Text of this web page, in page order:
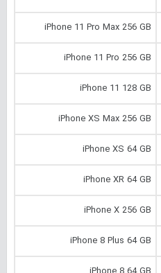
iPhone 11 Pro Max 256 GB
iPhone 11 Pro 256 GB
iPhone 11 128 GB
iPhone XS Max 256 GB
iPhone XS 64 GB
iPhone XR 64 GB
iPhone X 256 GB
iPhone 8 Plus 64 GB